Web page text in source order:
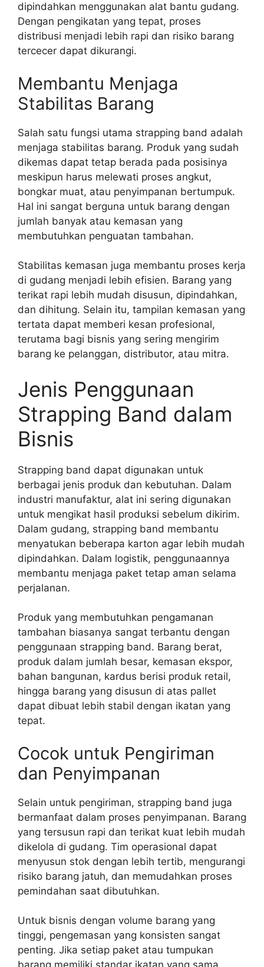
dipindahkan menggunakan alat bantu gudang.
Dengan pengikatan yang tepat, proses
distribusi menjadi lebih rapi dan risiko barang
tercecer dapat dikurangi.
Membantu Menjaga
Stabilitas Barang
Salah satu fungsi utama strapping band adalah
menjaga stabilitas barang. Produk yang sudah
dikemas dapat tetap berada pada posisinya
meskipun harus melewati proses angkut,
bongkar muat, atau penyimpanan bertumpuk.
Hal ini sangat berguna untuk barang dengan
jumlah banyak atau kemasan yang
membutuhkan penguatan tambahan.
Stabilitas kemasan juga membantu proses kerja
di gudang menjadi lebih efisien. Barang yang
terikat rapi lebih mudah disusun, dipindahkan,
dan dihitung. Selain itu, tampilan kemasan yang
tertata dapat memberi kesan profesional,
terutama bagi bisnis yang sering mengirim
barang ke pelanggan, distributor, atau mitra.
Jenis Penggunaan
Strapping Band dalam
Bisnis
Strapping band dapat digunakan untuk
berbagai jenis produk dan kebutuhan. Dalam
industri manufaktur, alat ini sering digunakan
untuk mengikat hasil produksi sebelum dikirim.
Dalam gudang, strapping band membantu
menyatukan beberapa karton agar lebih mudah
dipindahkan. Dalam logistik, penggunaannya
membantu menjaga paket tetap aman selama
perjalanan.
Produk yang membutuhkan pengamanan
tambahan biasanya sangat terbantu dengan
penggunaan strapping band. Barang berat,
produk dalam jumlah besar, kemasan ekspor,
bahan bangunan, kardus berisi produk retail,
hingga barang yang disusun di atas pallet
dapat dibuat lebih stabil dengan ikatan yang
tepat.
Cocok untuk Pengiriman
dan Penyimpanan
Selain untuk pengiriman, strapping band juga
bermanfaat dalam proses penyimpanan. Barang
yang tersusun rapi dan terikat kuat lebih mudah
dikelola di gudang. Tim operasional dapat
menyusun stok dengan lebih tertib, mengurangi
risiko barang jatuh, dan memudahkan proses
pemindahan saat dibutuhkan.
Untuk bisnis dengan volume barang yang
tinggi, pengemasan yang konsisten sangat
penting. Jika setiap paket atau tumpukan
barang memiliki standar ikatan yang sama,